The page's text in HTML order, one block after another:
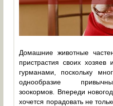
Домашние животные
пристрастия своих хозяев
гурманами, поскольку
однообразие
зоокормов. Впереди
хочется порадовать не